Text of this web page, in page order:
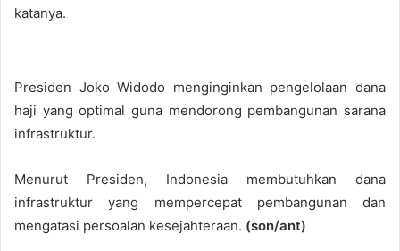
katanya.
Presiden Joko Widodo menginginkan pengelolaan dana
haji yang optimal guna mendorong pembangunan sarana
infrastruktur.
Menurut Presiden, Indonesia membutuhkan dana
infrastruktur yang mempercepat pembangunan dan
mengatasi persoalan kesejahteraan. (son/ant)